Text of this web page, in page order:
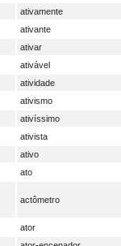
ativamente
ativante
ativar
ativável
atividade
ativismo
ativíssimo
ativista
ativo
ato
actômetro
ator